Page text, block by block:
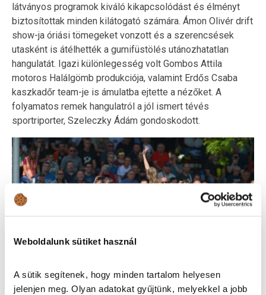
Weboldalunk sütiket használ
A sütik segítenek, hogy minden tartalom helyesen
jelenjen meg. Olyan adatokat gyűjtünk, melyekkel a jobb
látványos programok kiváló kikapcsolódást és élményt
biztosítottak minden kilátogató számára. Ámon Olivér drift
show-ja óriási tömegeket vonzott és a szerencsések
utasként is átélhették a gumifüstölés utánozhatatlan
hangulatát. Igazi különlegesség volt Gombos Attila
motoros Halálgömb produkciója, valamint Erdős Csaba
kaszkadőr team-je is ámulatba ejtette a nézőket. A
folyamatos remek hangulatról a jól ismert tévés
sportriporter, Szeleczky Ádám gondoskodott.